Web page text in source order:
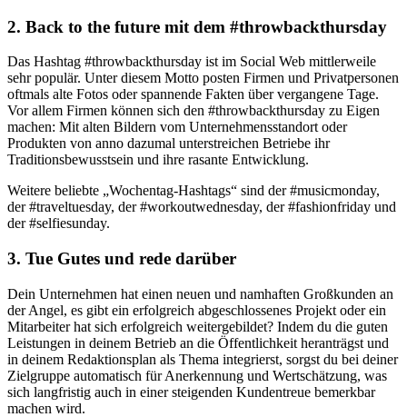
2. Back to the future mit dem #throwbackthursday
Das Hashtag #throwbackthursday ist im Social Web mittlerweile
sehr populär. Unter diesem Motto posten Firmen und Privatpersonen
oftmals alte Fotos oder spannende Fakten über vergangene Tage.
Vor allem Firmen können sich den #throwbackthursday zu Eigen
machen: Mit alten Bildern vom Unternehmensstandort oder
Produkten von anno dazumal unterstreichen Betriebe ihr
Traditionsbewusstsein und ihre rasante Entwicklung.
Weitere beliebte „Wochentag-Hashtags“ sind der #musicmonday,
der #traveltuesday, der #workoutwednesday, der #fashionfriday und
der #selfiesunday.
3. Tue Gutes und rede darüber
Dein Unternehmen hat einen neuen und namhaften Großkunden an
der Angel, es gibt ein erfolgreich abgeschlossenes Projekt oder ein
Mitarbeiter hat sich erfolgreich weitergebildet? Indem du die guten
Leistungen in deinem Betrieb an die Öffentlichkeit heranträgst und
in deinem Redaktionsplan als Thema integrierst, sorgst du bei deiner
Zielgruppe automatisch für Anerkennung und Wertschätzung, was
sich langfristig auch in einer steigenden Kundentreue bemerkbar
machen wird.